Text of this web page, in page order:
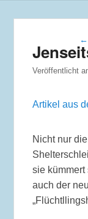
←
Veröffentlicht
Artikel aus
Nicht nur
sie
auch der